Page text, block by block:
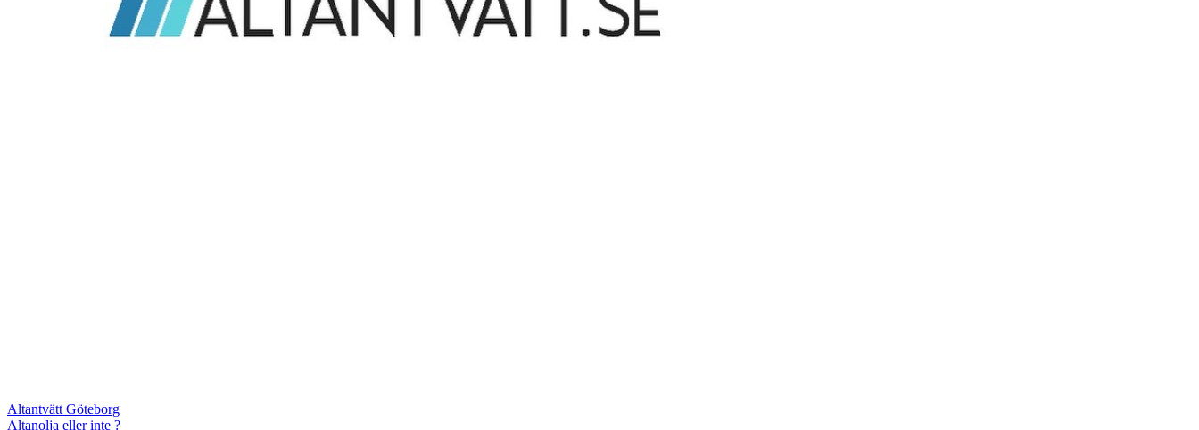
Altantvätt Göteborg
Altanolja eller inte ?